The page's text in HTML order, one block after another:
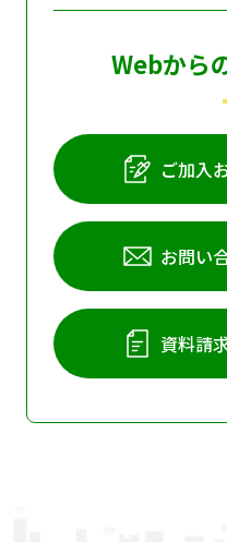
Webから
ご加入
お問い
資料請